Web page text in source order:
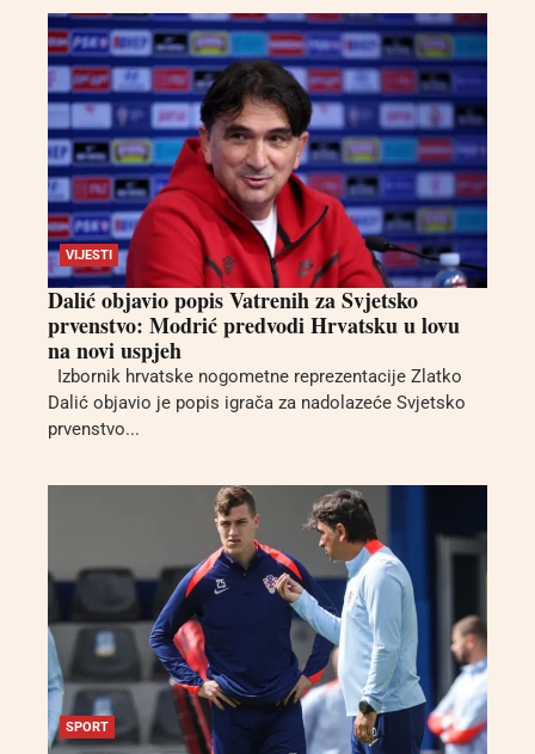
VIJESTI
Dalić objavio popis Vatrenih za Svjetsko
prvenstvo: Modrić predvodi Hrvatsku u lovu
na novi uspjeh
Izbornik hrvatske nogometne reprezentacije Zlatko
Dalić objavio je popis igrača za nadolazeće Svjetsko
prvenstvo...
SPORT